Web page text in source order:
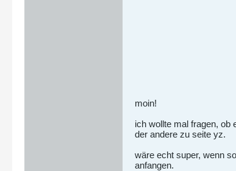
moin!
ich wollte mal fragen, ob
der andere zu seite yz.
wäre echt super, wenn
anfangen.